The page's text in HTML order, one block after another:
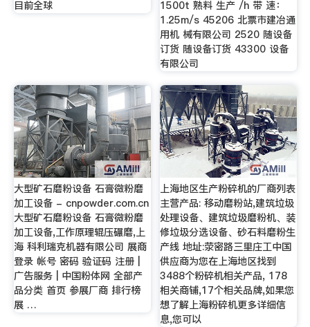
目前全球
1500t 熟料 生产 /h 带 速：
1.25m/s 45206 北票市建冶通
用机 械有限公司 2520 随设备
订货 随设备订货 43300 设备
有限公司
大型矿石磨粉设备 石膏微粉磨
加工设备 - cnpowder.com.cn
大型矿石磨粉设备 石膏微粉磨
加工设备,工作原理辊压碾磨,上
海 科利瑞克机器有限公司 展商
登录 帐号 密码 验证码 注册 |
广告服务 | 中国粉体网 全部产
品分类 首页 参展厂商 排行榜
展 …
上海地区生产粉碎机的厂商列表
主营产品: 移动磨粉站,建筑垃圾
处理设备、建筑垃圾磨粉机、装
修垃圾分选设备、砂石料磨粉生
产线 地址:荥密路三里庄工中国
供应商为您在上海地区找到
3488个粉碎机相关产品, 178
相关商铺,17个相关品牌,如果您
想了解上海粉碎机更多详细信
息,您可以